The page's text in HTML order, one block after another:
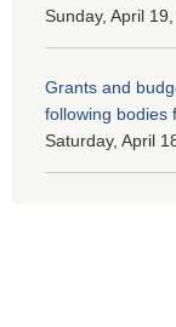
Sunday, April
Grants and
following bodies
Saturday, April